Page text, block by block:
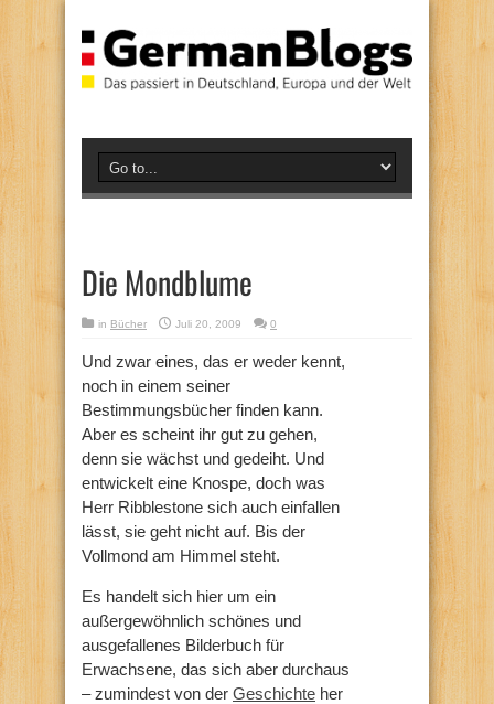
Die Mondblume
in Bücher Juli 20, 2009 0
Und zwar eines, das er weder kennt,
noch in einem seiner
Bestimmungsbücher finden kann.
Aber es scheint ihr gut zu gehen,
denn sie wächst und gedeiht. Und
entwickelt eine Knospe, doch was
Herr Ribblestone sich auch einfallen
lässt, sie geht nicht auf. Bis der
Vollmond am Himmel steht.
Es handelt sich hier um ein
außergewöhnlich schönes und
ausgefallenes Bilderbuch für
Erwachsene, das sich aber durchaus
– zumindest von der Geschichte her